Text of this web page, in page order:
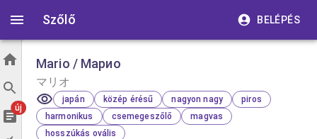
Szőlő BELÉPÉS
új
Mario / Марио
マリオ
japán közép érésű nagyon nagy
piros
harmonikus
csemegeszőlő
magvas
hosszúkás ovális